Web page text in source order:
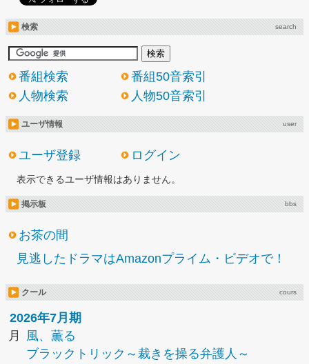
検索 search
番組検索
番組50音索引
人物検索
人物50音索引
ユーザ情報 user
ユーザ登録 ログイン
表示できるユーザ情報はありません。
掲示板 bbs
お茶の間
見逃したドラマはAmazonプライム・ビデオで！
クール cours
2026年7月期
月
風、薫る
ブラックトリック～裁きを操る弁護人～